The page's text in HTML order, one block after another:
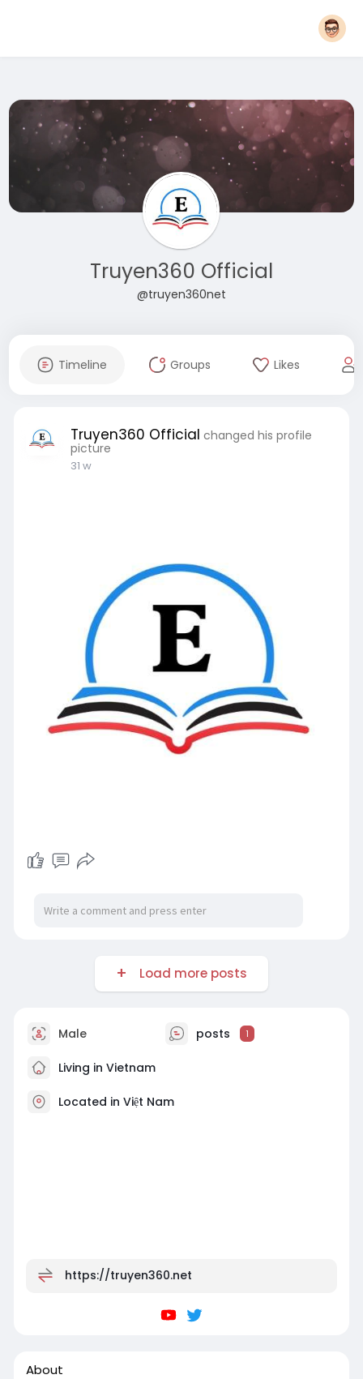
Truyen360 Official
@truyen360net
Timeline Groups Likes
Truyen360 Official changed his profile
picture
31 w
Load more posts
Male posts 1
Living in Vietnam
Located in Việt Nam
https://truyen360.net
About